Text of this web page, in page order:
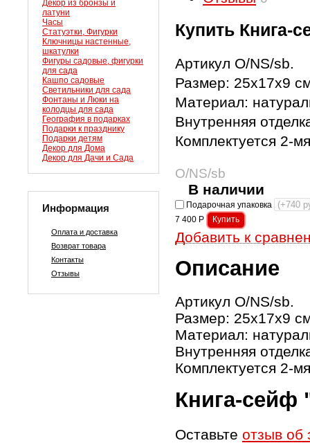
Декор из бронзы и
латуни
Часы
Статуэтки, Фигурки
Ключницы настенные,
шкатулки
Фигуры садовые, фигурки
для сада
Кашпо садовые
Светильники для сада
Фонтаны и Люки на
колодцы для сада
География в подарках
Подарки к празднику
Подарки детям
Декор для Дома
Декор для Дачи и Сада
Информация
Оплата и доставка
Возврат товара
Контакты
Отзывы
Купить Книга-
Артикул O/NS/sb.
Размер: 25х17х9
Материал:
Внутренняя
Комплектуется 2-
O/NS/sb
В наличии
Подарочная упаковка
7 400 Р
Добавить к
Описание
Артикул O/NS/sb.
Размер: 25х17х9
Материал:
Внутренняя
Комплектуется 2-
Книга-сейф
Оставьте отзыв об